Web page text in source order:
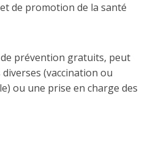
de promotion de la santé
prévention gratuits, peut
(vaccination ou
ou une prise en charge des